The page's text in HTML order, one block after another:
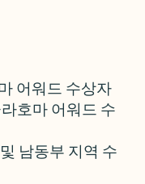
어워드 수상자
호마 어워드 수
남동부 지역 수